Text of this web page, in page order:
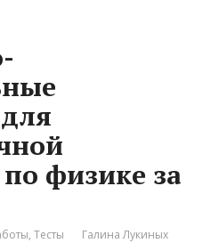
физике за
,Тесты Галина Лукиных